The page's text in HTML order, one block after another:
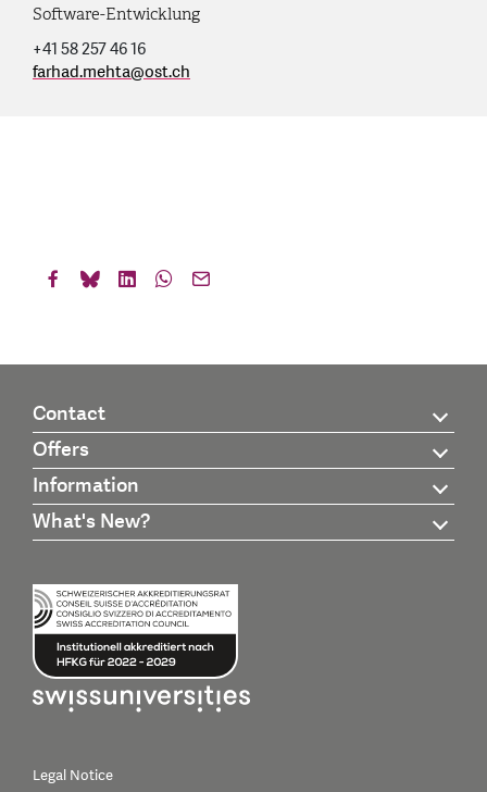
Software-Entwicklung
+41 58 257 46 16
farhad.mehta@ost.ch
Contact
Offers
Information
What's New?
Legal Notice